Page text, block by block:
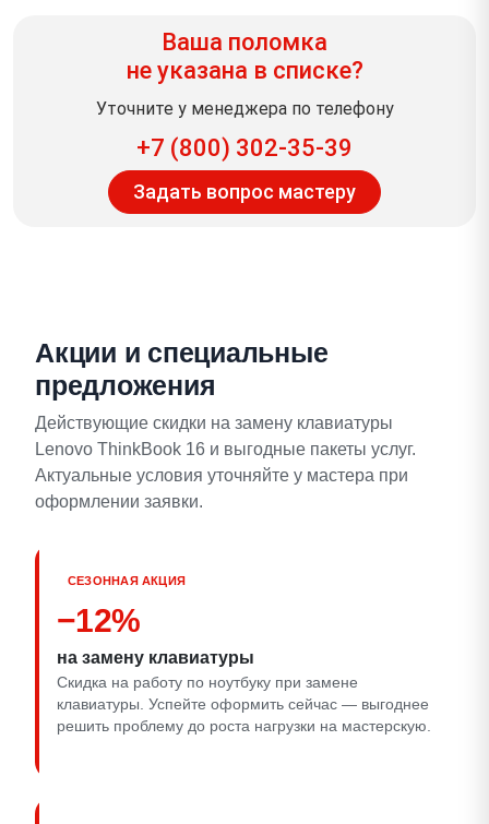
Ваша поломка
не указана в списке?
Уточните у менеджера по телефону
+7 (800) 302-35-39
Задать вопрос мастеру
Акции и специальные
предложения
Действующие скидки на замену клавиатуры
Lenovo ThinkBook 16 и выгодные пакеты услуг.
Актуальные условия уточняйте у мастера при
оформлении заявки.
СЕЗОННАЯ АКЦИЯ
−12%
на замену клавиатуры
Скидка на работу по ноутбуку при замене
клавиатуры. Успейте оформить сейчас — выгоднее
решить проблему до роста нагрузки на мастерскую.